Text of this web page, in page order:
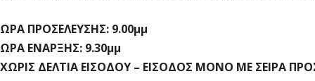
ΩΡΑ ΠΡΟΣΕΛΕΥΣΗΣ: 9.00μμ
ΩΡΑ ΕΝΑΡΞΗΣ: 9.30μμ
ΧΩΡΙΣ ΔΕΛΤΙΑ ΕΙΣΟΔΟΥ – ΕΙΣΟΔΟΣ ΜΟΝΟ ΜΕ ΣΕΙΡΑ